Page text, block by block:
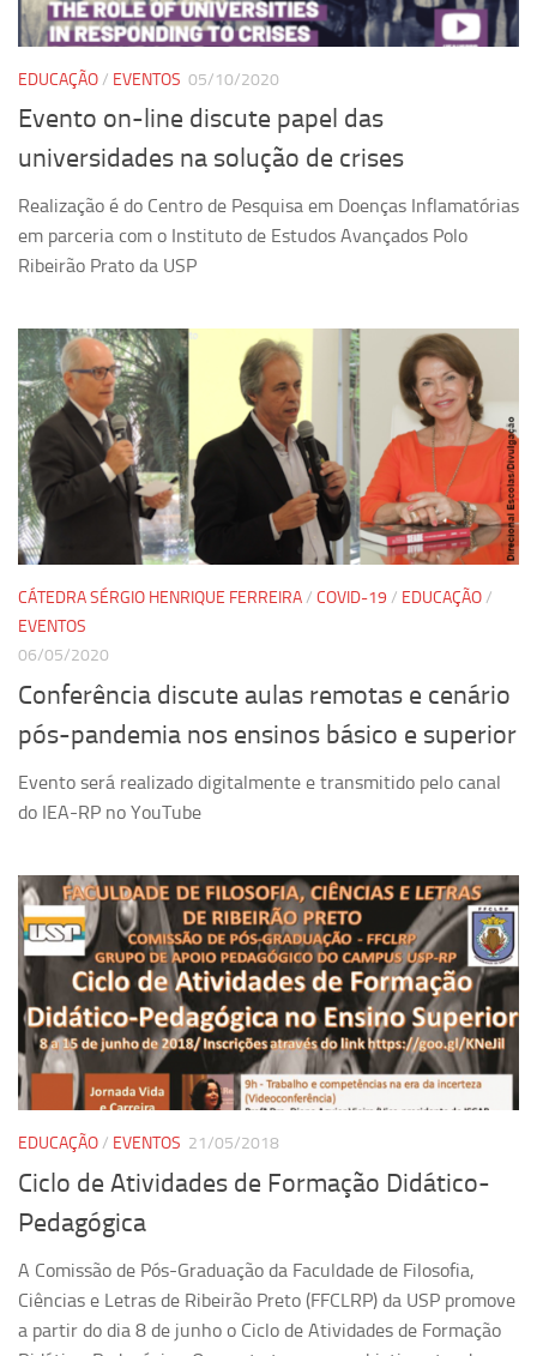
Revista Estudos Avançados
Contato
Newsletter
EDUCAÇÃO/ EVENTOS 05/10/2020
Evento on-line discute papel das
universidades na solução de crises
Realização é do Centro de Pesquisa em Doenças Inflamatórias
em parceria com o Instituto de Estudos Avançados Polo
Ribeirão Prato da USP
CÁTEDRA SÉRGIO HENRIQUE FERREIRA/ COVID-19 / EDUCAÇÃO/
EVENTOS
06/05/2020
Conferência discute aulas remotas e cenário
pós-pandemia nos ensinos básico e superior
Evento será realizado digitalmente e transmitido pelo canal
do IEA-RP no YouTube
EDUCAÇÃO/ EVENTOS 21/05/2018
Ciclo de Atividades de Formação Didático-
Pedagógica
A Comissão de Pós-Graduação da Faculdade de Filosofia,
Ciências e Letras de Ribeirão Preto (FFCLRP) da USP promove
a partir do dia 8 de junho o Ciclo de Atividades de Formação